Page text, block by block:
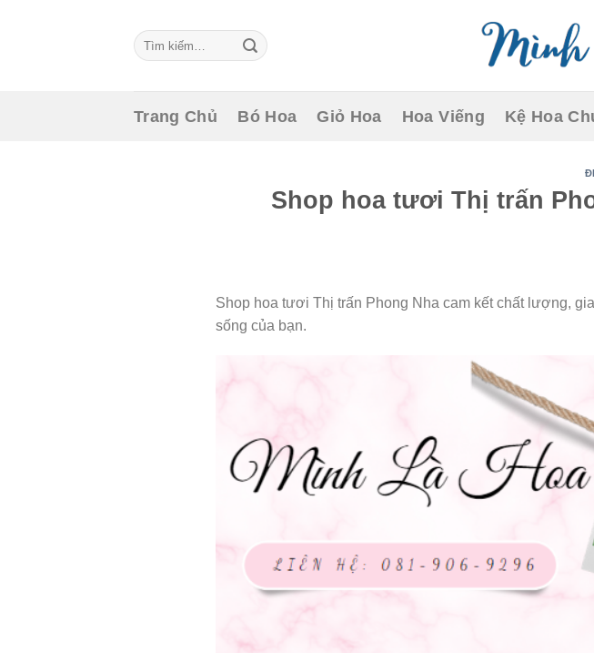
Tìm
kiếm:
Trang Chủ Bó Hoa Giỏ Hoa Hoa Viếng Kệ Hoa
Shop hoa tươi Thị trấn
Shop hoa tươi Thị trấn Phong Nha cam kết chất lượng,
sống của bạn.